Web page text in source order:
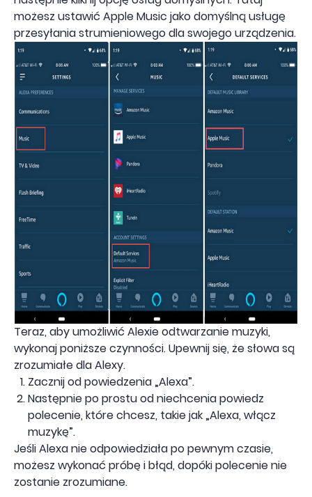
możesz ustawić Apple Music jako domyślną usługę
przesyłania strumieniowego dla swojego urządzenia.
Teraz, aby umożliwić Alexie odtwarzanie muzyki,
wykonaj poniższe czynności. Upewnij się, że słowa są
zrozumiałe dla Alexy.
Zacznij od powiedzenia „Alexa”.
Następnie po prostu od niechcenia powiedz
polecenie, które chcesz, takie jak „Alexa, włącz
muzykę”.
Jeśli Alexa nie odpowiedziała po pewnym czasie,
możesz wykonać próbę i błąd, dopóki polecenie nie
zostanie zrozumiane.